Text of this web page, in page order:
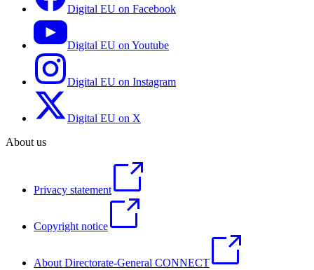
Digital EU on Facebook
Digital EU on Youtube
Digital EU on Instagram
Digital EU on X
About us
Privacy statement
Copyright notice
About Directorate-General CONNECT